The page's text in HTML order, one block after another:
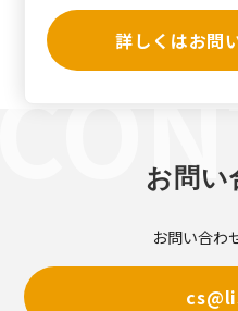
詳しくはお問
お問い
お問い合わ